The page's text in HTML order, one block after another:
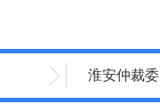
淮安仲裁委